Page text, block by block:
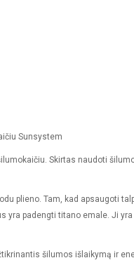
Sunsystem
Skirtas naudoti
plieno. Tam, kad apsaugoti
padengti titano emale. Ji
šilumos išlaikymą ir